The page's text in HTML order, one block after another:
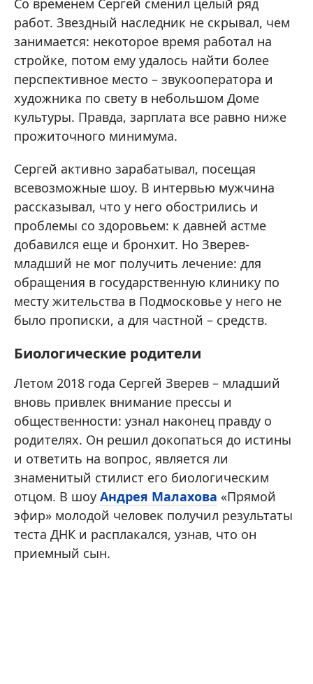
Со временем Сергей сменил целый ряд
работ. Звездный наследник не скрывал, чем
занимается: некоторое время работал на
стройке, потом ему удалось найти более
перспективное место – звукооператора и
художника по свету в небольшом Доме
культуры. Правда, зарплата все равно ниже
прожиточного минимума.
Сергей активно зарабатывал, посещая
всевозможные шоу. В интервью мужчина
рассказывал, что у него обострились и
проблемы со здоровьем: к давней астме
добавился еще и бронхит. Но Зверев-
младший не мог получить лечение: для
обращения в государственную клинику по
месту жительства в Подмосковье у него не
было прописки, а для частной – средств.
Биологические родители
Летом 2018 года Сергей Зверев – младший
вновь привлек внимание прессы и
общественности: узнал наконец правду о
родителях. Он решил докопаться до истины
и ответить на вопрос, является ли
знаменитый стилист его биологическим
отцом. В шоу Андрея Малахова «Прямой
эфир» молодой человек получил результаты
теста ДНК и расплакался, узнав, что он
приемный сын.